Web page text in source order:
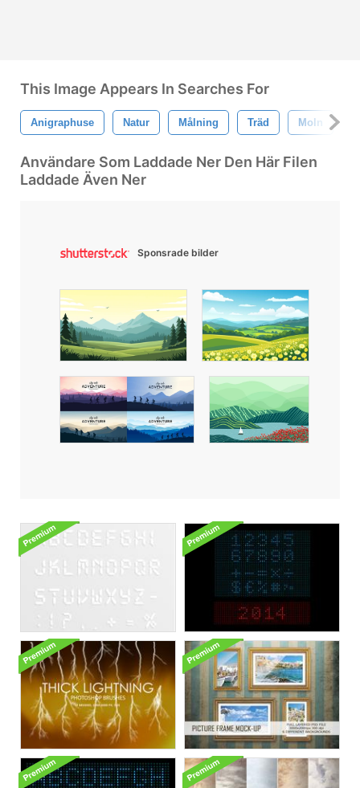
This Image Appears In Searches For
Anigraphuse Natur Målning Träd Moln
Användare Som Laddade Ner Den Här Filen
Laddade Även Ner
Sponsrade bilder